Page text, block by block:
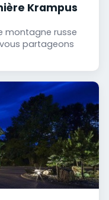
Krampus
montagne russe
partageons